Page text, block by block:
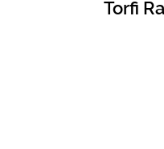
Torfi